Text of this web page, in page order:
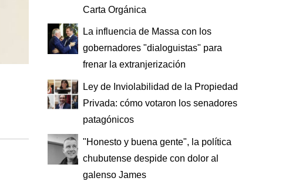
Carta Orgánica
La influencia de Massa con los
gobernadores "dialoguistas" para
frenar la extranjerización
Ley de Inviolabilidad de la Propiedad
Privada: cómo votaron los senadores
patagónicos
"Honesto y buena gente", la política
chubutense despide con dolor al
galenso James